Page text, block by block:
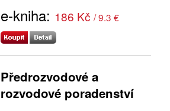
e-kniha: 186 Kč / 9.3 €
Předrozvodové a
rozvodové poradenství